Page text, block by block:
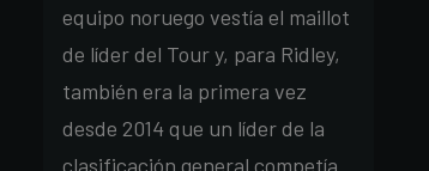
equipo noruego vestía el maillot
de líder del Tour y, para Ridley,
también era la primera vez
desde 2014 que un líder de la
clasificación general competía